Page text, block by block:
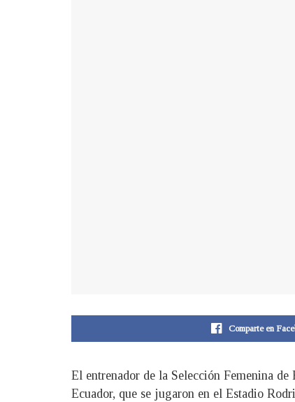
Comparte en
El entrenador de la Selección Femenina
Ecuador, que se jugaron en el Estadio